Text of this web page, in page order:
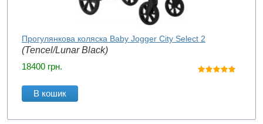
Прогулянкова коляска Baby Jogger City Select 2
(Tencel/Lunar Black)
18400 грн.
В кошик